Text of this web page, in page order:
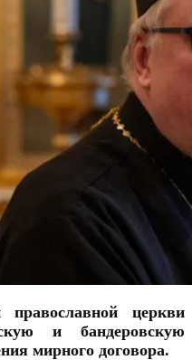
православной церкви
и бандеровскую
мирного договора.